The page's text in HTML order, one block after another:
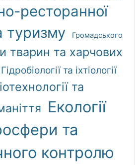
ресторанної
туризму
Громадського
тварин та харчових
Гідробіології та іхтіології
та
Екології
та
контролю